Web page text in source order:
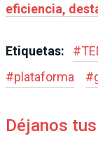
eficiencia,
Etiquetas: #
#plataforma #
Déjanos